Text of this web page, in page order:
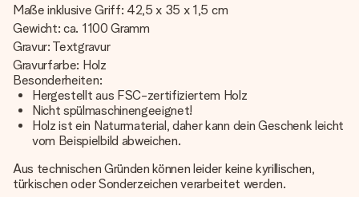
Maße inklusive Griff: 42,5 x 35 x 1,5 cm
Gewicht: ca. 1100 Gramm
Gravur: Textgravur
Gravurfarbe: Holz
Besonderheiten:
Hergestellt aus FSC-zertifiziertem Holz
Nicht spülmaschinengeeignet!
Holz ist ein Naturmaterial, daher kann dein Geschenk leicht
vom Beispielbild abweichen.
Aus technischen Gründen können leider keine kyrillischen,
türkischen oder Sonderzeichen verarbeitet werden.